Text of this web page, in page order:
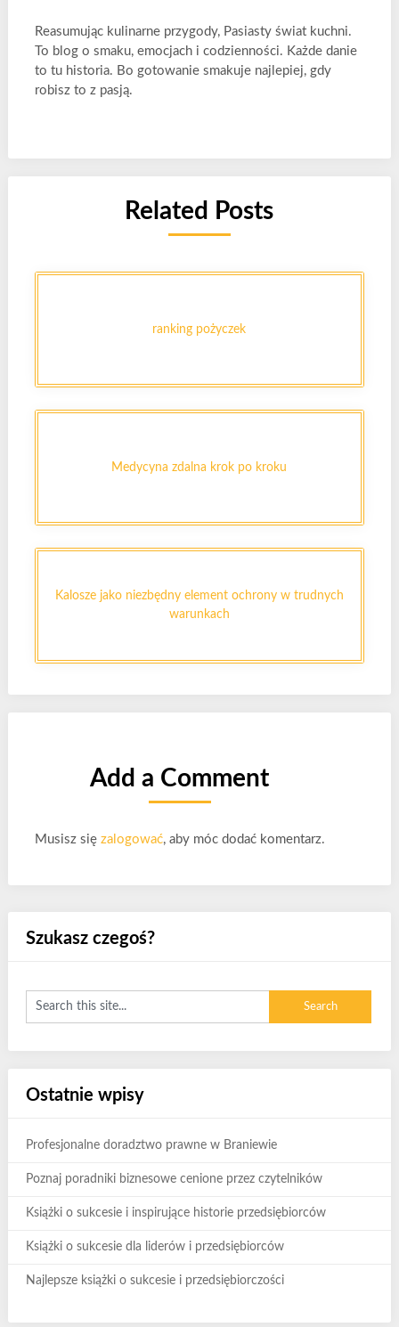
Reasumując kulinarne przygody, Pasiasty świat kuchni.
To blog o smaku, emocjach i codzienności. Każde danie
to tu historia. Bo gotowanie smakuje najlepiej, gdy
robisz to z pasją.
Related Posts
ranking pożyczek
Medycyna zdalna krok po kroku
Kalosze jako niezbędny element ochrony w trudnych
warunkach
Add a Comment
Musisz się zalogować, aby móc dodać komentarz.
Szukasz czegoś?
Ostatnie wpisy
Profesjonalne doradztwo prawne w Braniewie
Poznaj poradniki biznesowe cenione przez czytelników
Książki o sukcesie i inspirujące historie przedsiębiorców
Książki o sukcesie dla liderów i przedsiębiorców
Najlepsze książki o sukcesie i przedsiębiorczości